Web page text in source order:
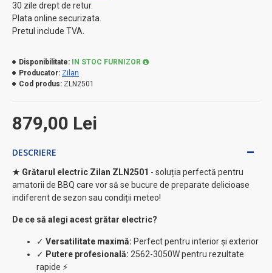
30 zile drept de retur.
Plata online securizata.
Pretul include TVA.
879,00 Lei
Disponibilitate:
IN STOC FURNIZOR
Producator: Zilan
Cod produs: ZLN2501
DESCRIERE
★ Grătarul electric Zilan ZLN2501 - soluția perfectă pentru
amatorii de BBQ care vor să se bucure de preparate delicioase
indiferent de sezon sau condiții meteo!
De ce să alegi acest grătar electric?
✓ Versatilitate maximă: Perfect pentru interior și exterior
✓ Putere profesională: 2562-3050W pentru rezultate
rapide ⚡